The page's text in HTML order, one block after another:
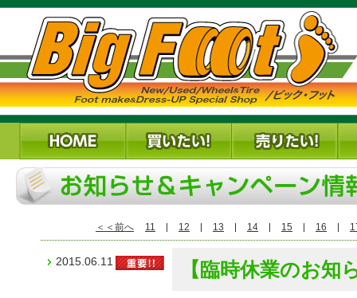
＜＜前へ 11 12 13 14 15 16
2015.06.11
【臨時休業のお